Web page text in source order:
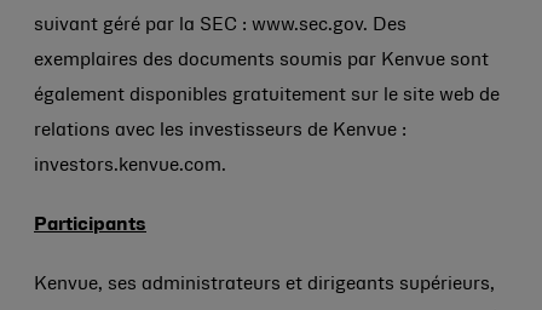
suivant géré par la SEC : www.sec.gov. Des
exemplaires des documents soumis par Kenvue sont
également disponibles gratuitement sur le site web de
relations avec les investisseurs de Kenvue :
investors.kenvue.com.
Participants
Kenvue, ses administrateurs et dirigeants supérieurs,